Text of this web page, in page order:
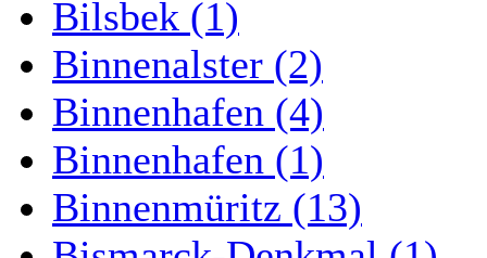
Bilsbek (1)
Binnenalster (2)
Binnenhafen (4)
Binnenhafen (1)
Binnenmüritz (13)